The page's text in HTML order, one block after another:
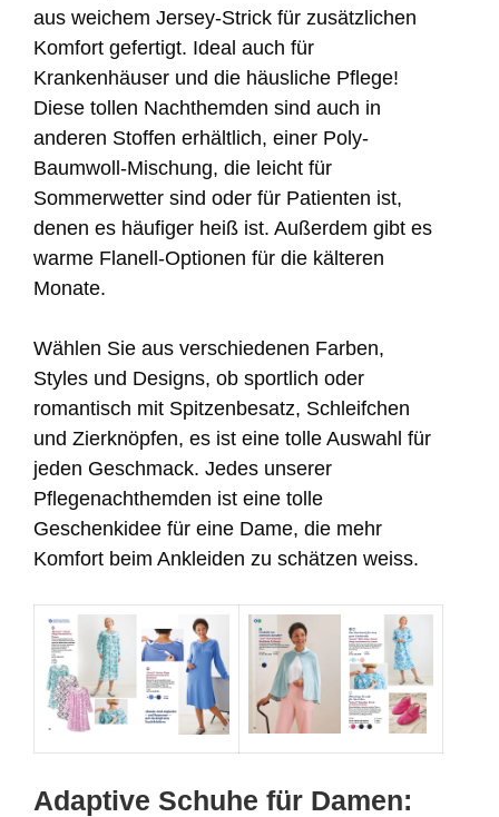
aus weichem Jersey-Strick für zusätzlichen
Komfort gefertigt. Ideal auch für
Krankenhäuser und die häusliche Pflege!
Diese tollen Nachthemden sind auch in
anderen Stoffen erhältlich, einer Poly-
Baumwoll-Mischung, die leicht für
Sommerwetter sind oder für Patienten ist,
denen es häufiger heiß ist. Außerdem gibt es
warme Flanell-Optionen für die kälteren
Monate.
Wählen Sie aus verschiedenen Farben,
Styles und Designs, ob sportlich oder
romantisch mit Spitzenbesatz, Schleifchen
und Zierknöpfen, es ist eine tolle Auswahl für
jeden Geschmack. Jedes unserer
Pflegenachthemden ist eine tolle
Geschenkidee für eine Dame, die mehr
Komfort beim Ankleiden zu schätzen weiss.
Adaptive Schuhe für Damen: